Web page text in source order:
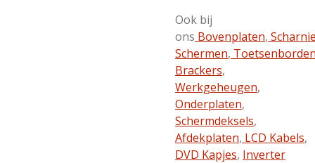
Ook bij
ons Bovenplaten,
Schermen,
Brackers,
Werkgeheugen,
Onderplaten,
Schermdeksels,
Afdekplaten, LCD Kabels,
DVD Kapjes, Inverter